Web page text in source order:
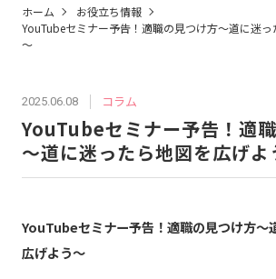
求職者のみなさまへ
キャリアコンサルタント紹介
ホーム
お役立ち情報
YouTubeセミナー予告！適職の見つけ方～道に迷っ
～
2025.06.08 コラム
YouTubeセミナー予告！適
～道に迷ったら地図を広げよ
YouTubeセミナー予告！適職の見つけ方～
広げよう～